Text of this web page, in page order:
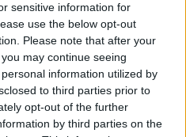
sensitive information for
use the below opt-out
Please note that after your
may continue seeing
information utilized by
to third parties prior to
opt-out of the further
by third parties on the